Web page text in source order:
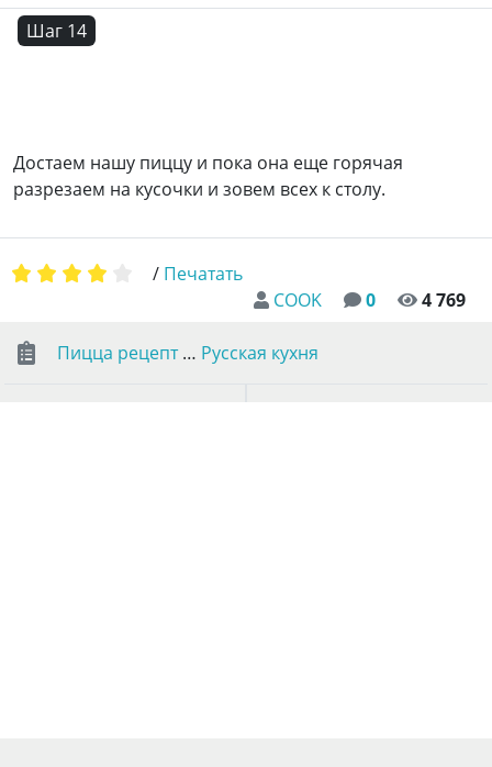
Шаг 14
Достаем нашу пиццу и пока она еще горячая
разрезаем на кусочки и зовем всех к столу.
COOK 0 4 769
/ Печатать
Пицца рецепт… Русская кухня